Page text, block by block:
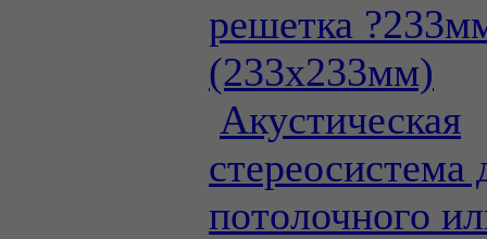
решетка
(233х233мм)
Акустическая
стереосистема
потолочного